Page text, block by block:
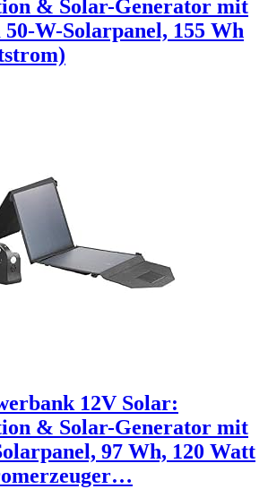
& Solar-Generator mit
W-Solarpanel, 155 Wh
12V Solar:
& Solar-Generator mit
97 Wh, 120 Watt